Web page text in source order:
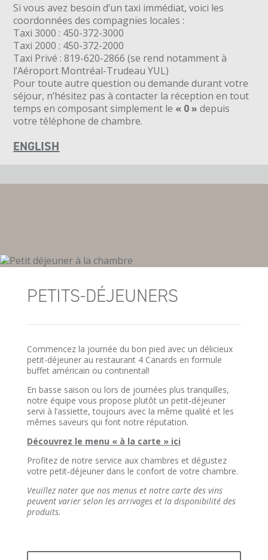
Si vous avez besoin d’un taxi immédiat, voici les
coordonnées des compagnies locales :
Taxi 3000 : 450-372-3000
Taxi 2000 : 450-372-2000
Taxi Privé : 819-620-2866 (se rend notamment à
l’Aéroport Montréal-Trudeau YUL)
Pour toute autre question ou demande durant votre
séjour, n’hésitez pas à contacter la réception en tout
temps en composant simplement le « 0 » depuis
votre téléphone de chambre.
ENGLISH
PETITS-DÉJEUNERS
Commencez la journée du bon pied avec un délicieux
petit-déjeuner au restaurant 4 Canards en formule
buffet américain ou continental!
En basse saison ou lors de journées plus tranquilles,
notre équipe vous propose plutôt un petit‑déjeuner
servi à l’assiette, toujours avec la même qualité et les
mêmes saveurs qui font notre réputation.
Découvrez le menu « à la carte » ici
Profitez de notre service aux chambres et dégustez
votre petit‑déjeuner dans le confort de votre chambre.
Veuillez noter que nos menus et notre carte des vins
peuvent varier selon les arrivages et la disponibilité des
produits.